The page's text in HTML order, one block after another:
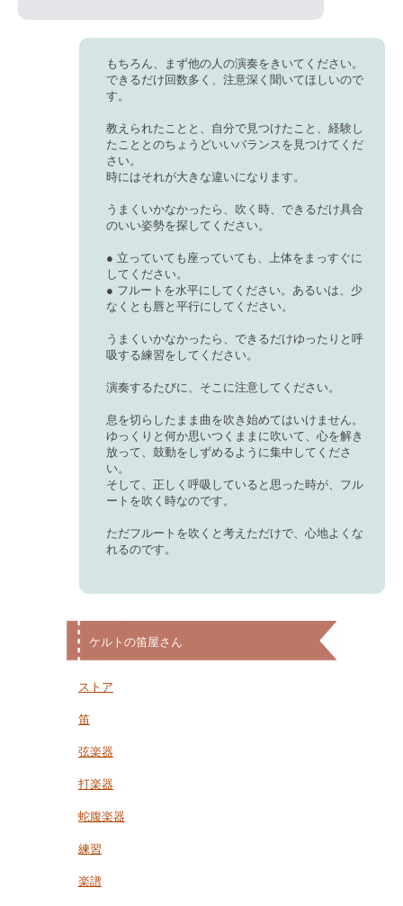
もちろん、まず他の人の演奏をきいてください。
できるだけ回数多く、注意深く聞いてほしいので
す。
教えられたことと、自分で見つけたこと、経験し
たこととのちょうどいいバランスを見つけてくだ
さい。
時にはそれが大きな違いになります。
うまくいかなかったら、吹く時、できるだけ具合
のいい姿勢を探してください。
● 立っていても座っていても、上体をまっすぐに
してください。
● フルートを水平にしてください。あるいは、少
なくとも唇と平行にしてください。
うまくいかなかったら、できるだけゆったりと呼
吸する練習をしてください。
演奏するたびに、そこに注意してください。
息を切らしたまま曲を吹き始めてはいけません。
ゆっくりと何か思いつくままに吹いて、心を解き
放って、鼓動をしずめるように集中してくださ
い。
そして、正しく呼吸していると思った時が、フル
ートを吹く時なのです。
ただフルートを吹くと考えただけで、心地よくな
れるのです。
ケルトの笛屋さん
ストア
笛
弦楽器
打楽器
蛇腹楽器
練習
楽譜